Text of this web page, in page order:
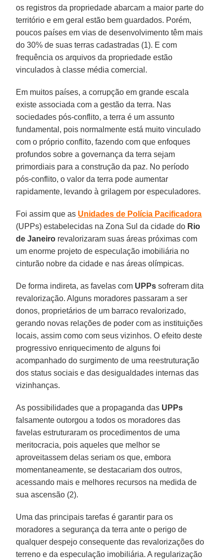
os registros da propriedade abarcam a maior parte do
território e em geral estão bem guardados. Porém,
poucos países em vias de desenvolvimento têm mais
do 30% de suas terras cadastradas (1). E com
frequência os arquivos da propriedade estão
vinculados à classe média comercial.
Em muitos países, a corrupção em grande escala
existe associada com a gestão da terra. Nas
sociedades pós-conflito, a terra é um assunto
fundamental, pois normalmente está muito vinculado
com o próprio conflito, fazendo com que enfoques
profundos sobre a governança da terra sejam
primordiais para a construção da paz. No período
pós-conflito, o valor da terra pode aumentar
rapidamente, levando à grilagem por especuladores.
Foi assim que as Unidades de Polícia Pacificadora
(UPPs) estabelecidas na Zona Sul da cidade do Rio
de Janeiro revalorizaram suas áreas próximas com
um enorme projeto de especulação imobiliária no
cinturão nobre da cidade e nas áreas olímpicas.
De forma indireta, as favelas com UPPs sofreram dita
revalorização. Alguns moradores passaram a ser
donos, proprietários de um barraco revalorizado,
gerando novas relações de poder com as instituições
locais, assim como com seus vizinhos. O efeito deste
progressivo enriquecimento de alguns foi
acompanhado do surgimento de uma reestruturação
dos status sociais e das desigualdades internas das
vizinhanças.
As possibilidades que a propaganda das UPPs
falsamente outorgou a todos os moradores das
favelas estruturaram os procedimentos de uma
meritocracia, pois aqueles que melhor se
aproveitassem delas seriam os que, embora
momentaneamente, se destacariam dos outros,
acessando mais e melhores recursos na medida de
sua ascensão (2).
Uma das principais tarefas é garantir para os
moradores a segurança da terra ante o perigo de
qualquer despejo consequente das revalorizações do
terreno e da especulação imobiliária. A regularização